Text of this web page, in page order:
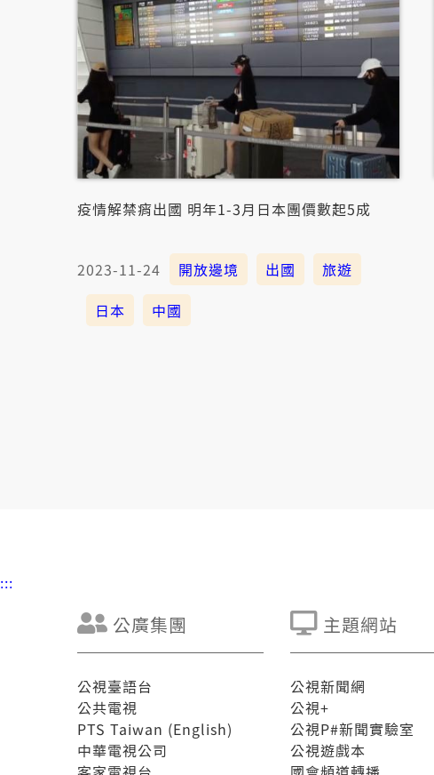
疫情解禁痟出國 明年1-3月日本團價數起5成
2023-11-24 開放邊境 出國
旅遊
日本
中國
:::
公廣集團
公視臺語台
公共電視
PTS Taiwan (English)
中華電視公司
主題網站
公視新聞網
公視+
公視P#新聞實驗室
公視遊戲本